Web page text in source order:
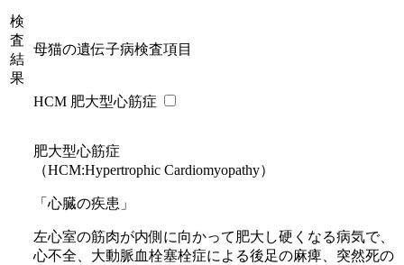
検
査
結
果
母猫の遺伝子病検査項目
HCM 肥大型心筋症
肥大型心筋症
（HCM:Hypertrophic Cardiomyopathy）
「心臓の疾患」
左心室の筋肉が内側に向かって肥大し硬くなる病気で、
心不全、大動脈血栓塞栓症による後足の麻痺、突然死の